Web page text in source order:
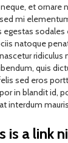
et ornare
mi
sodales
natoque
ridiculus
quis
sed eros
in blandit id,
interdum
is a link